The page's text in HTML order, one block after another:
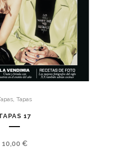
, Tapas
17
10,00 €